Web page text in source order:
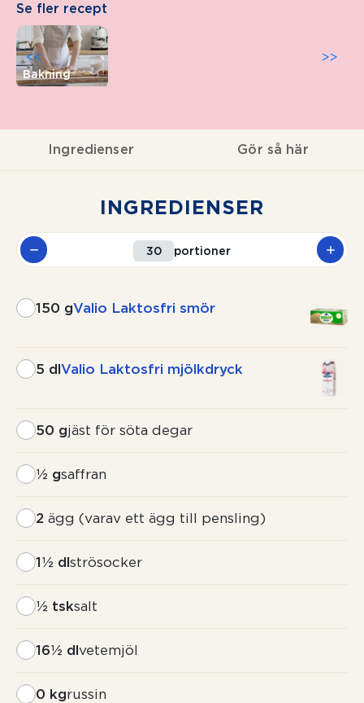
Se fler recept
Bakning
>>
<<
Ingredienser Gör så här
INGREDIENSER
portioner
150 gValio Laktosfri smör
5 dlValio Laktosfri mjölkdryck
50 gjäst för söta degar
½ gsaffran
2 ägg (varav ett ägg till pensling)
1½ dlströsocker
½ tsksalt
16½ dlvetemjöl
0 kgrussin